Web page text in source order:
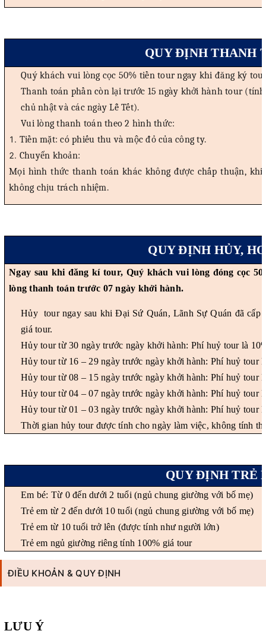
QUY ĐỊNH THANH
Quý khách vui lòng cọc 50% tiền tour ngay khi đăng ký
Thanh toán phần còn lại trước 15 ngày khởi hành tour
chủ nhật và các ngày Lễ Tết).
Vui lòng thanh toán theo 2 hình thức:
Tiền mặt: có phiếu thu và mộc đỏ của công ty.
Chuyển khoản:
Mọi hình thức thanh toán khác không được chấp thuận, khi
không chịu trách nhiệm.
QUY ĐỊNH HỦY,
Ngay sau khi đăng kí tour, Quý khách vui lòng đóng cọc
lòng thanh toán trước 07 ngày khởi hành.
Hủy tour ngay sau khi Đại Sứ Quán, Lãnh Sự Quán đã cấp
giá tour.
Hủy tour từ 30 ngày trước ngày khởi hành: Phí huỷ tour là
Hủy tour từ 16 – 29 ngày trước ngày khởi hành: Phí huỷ tour
Hủy tour từ 08 – 15 ngày trước ngày khởi hành: Phí huỷ tour
Hủy tour từ 04 – 07 ngày trước ngày khởi hành: Phí huỷ tour
Hủy tour từ 01 – 03 ngày trước ngày khởi hành: Phí huỷ tour
Thời gian hủy tour được tính cho ngày làm việc, không tính
QUY ĐỊNH TRẺ
Em bé: Từ 0 đến dưới 2 tuổi (ngủ chung giường với bố mẹ)
Trẻ em từ 2 đến dưới 10 tuổi (ngủ chung giường với bố mẹ)
Trẻ em từ 10 tuổi trở lên (được tính như người lớn)
Trẻ em ngủ giường riêng tính 100% giá tour
ĐIỀU KHOẢN & QUY ĐỊNH
LƯU Ý